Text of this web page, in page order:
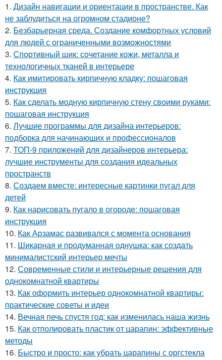
1. Дизайн навигации и ориентации в пространстве. Как
не заблудиться на огромном стадионе?
2. Безбарьерная среда. Создание комфортных условий
для людей с ограниченными возможностями
3. Спортивный шик: сочетание кожи, металла и
технологичных тканей в интерьере
4. Как имитировать кирпичную кладку: пошаговая
инструкция
5. Как сделать модную кирпичную стену своими руками:
пошаговая инструкция
6. Лучшие программы для дизайна интерьеров:
подборка для начинающих и профессионалов
7. ТОП-9 приложений для дизайнеров интерьера:
лучшие инструменты для создания идеальных
пространств
8. Создаем вместе: интересные картинки пугал для
детей
9. Как нарисовать пугало в огороде: пошаговая
инструкция
10. Как Арзамас развивался с момента основания
11. Шикарная и продуманная однушка: как создать
минималистский интерьер мечты
12. Современные стили и интерьерные решения для
однокомнатной квартиры
13. Как оформить интерьер однокомнатной квартиры:
практические советы и идеи
14. Вечная печь спустя год: как изменилась наша жизнь
15. Как отполировать пластик от царапин: эффективные
методы
16. Быстро и просто: как убрать царапины с оргстекла